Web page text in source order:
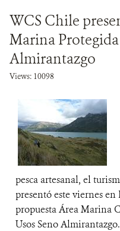
WCS Chile
Marina
Almirantazgo
Views: 10098
pesca artesanal, el
presentó este viernes
propuesta Área Marina
Usos Seno Almirantazgo.